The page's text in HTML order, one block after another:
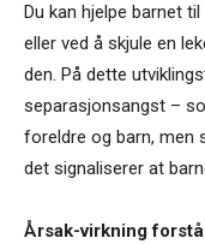
Du kan hjelpe barnet
eller ved å skjule en
den. På dette
separasjonsangst –
foreldre og barn, men
det signaliserer at
Årsak-virkning